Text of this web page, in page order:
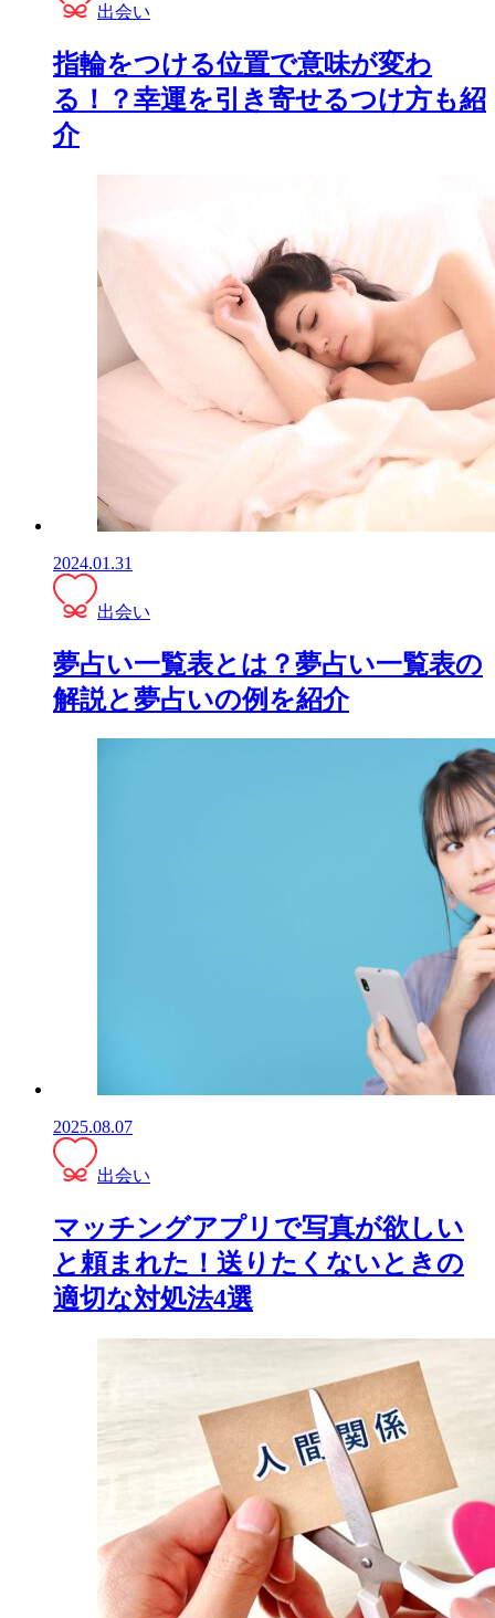
出会い
指輪をつける位置で意味が変わ
る！？幸運を引き寄せるつけ方も紹
介
2024.01.31
出会い
夢占い一覧表とは？夢占い一覧表の
解説と夢占いの例を紹介
2025.08.07
出会い
マッチングアプリで写真が欲しい
と頼まれた！送りたくないときの
適切な対処法4選